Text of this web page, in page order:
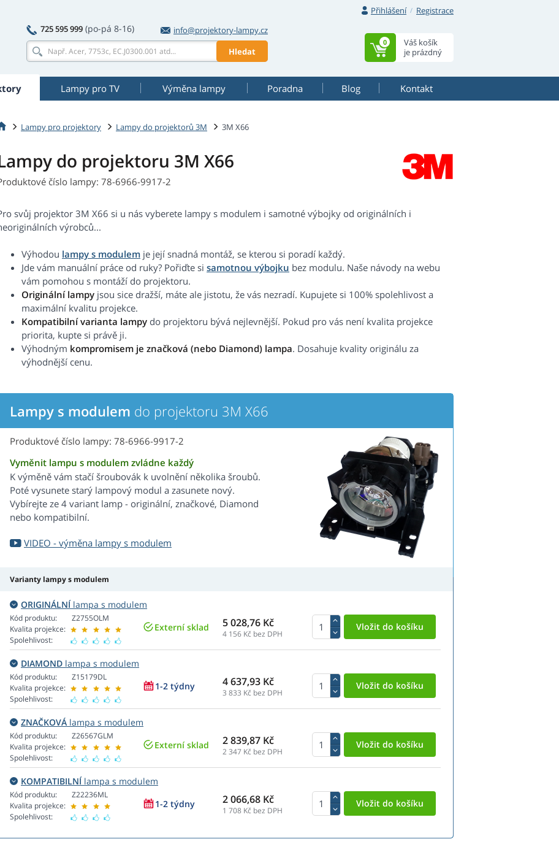
Přihlášení
Registrace
725 595 999 (po-pá 8-16)
info@projektory-lampy.cz
Hledat
Váš košík
je prázdný
0
Lampy pro TV Výměna lampy Poradna Blog Kontakt
Lampy pro projektory Lampy do projektorů 3M 3M X66
do projektoru 3M X66
číslo lampy: 78-6966-9917-2
svůj projektor 3M X66 si u nás vyberete lampy s modulem i samotné výbojky od originálních i
výrobců...
Výhodou lampy s modulem je její snadná montáž, se kterou si poradí každý.
Jde vám manuální práce od ruky? Pořiďte si samotnou výbojku bez modulu. Naše návody na webu
vám pomohou s montáží do projektoru.
Originální lampy jsou sice dražší, máte ale jistotu, že vás nezradí. Kupujete si 100% spolehlivost a
maximální kvalitu projekce.
Kompatibilní varianta lampy do projektoru bývá nejlevnější. Pokud pro vás není kvalita projekce
priorita, kupte si právě ji.
Výhodným kompromisem je značková (nebo Diamond) lampa. Dosahuje kvality originálu za
výhodnější cenu.
Lampy s modulem do projektoru 3M X66
Produktové číslo lampy: 78-6966-9917-2
Vyměnit lampu s modulem zvládne každý
K výměně vám stačí šroubovák k uvolnění několika šroubů.
Poté vysunete starý lampový modul a zasunete nový.
Vybírejte ze 4 variant lamp - originální, značkové, Diamond
nebo kompatibilní.
VIDEO - výměna lampy s modulem
Varianty lampy s modulem
ORIGINÁLNÍlampa s modulem
Kód produktu:
Kvalita projekce:
Spolehlivost:
Z2755OLM
Externí sklad 5 028,76 Kč
4 156 Kč bez DPH
DIAMOND lampa s modulem
Kód produktu:
Kvalita projekce:
Spolehlivost:
Z15179DL
1-2 týdny 4 637,93 Kč
3 833 Kč bez DPH
ZNAČKOVÁ lampa s modulem
Kód produktu:
Kvalita projekce:
Spolehlivost:
Z26567GLM
Externí sklad 2 839,87 Kč
2 347 Kč bez DPH
KOMPATIBILNÍlampa s modulem
Kód produktu:
Kvalita projekce:
Spolehlivost:
Z22236ML
1-2 týdny 2 066,68 Kč
1 708 Kč bez DPH